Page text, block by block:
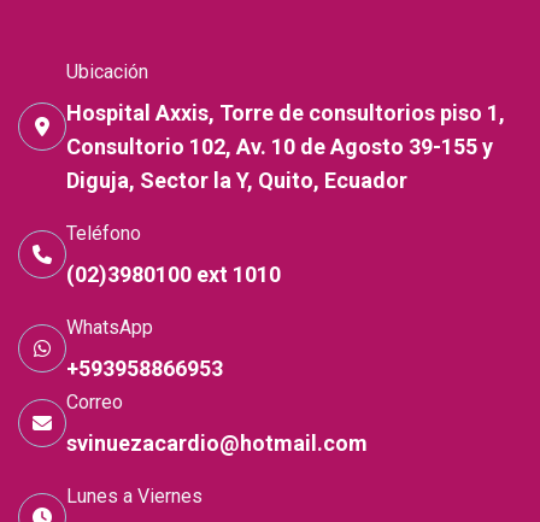
Ubicación
Hospital Axxis, Torre de consultorios piso 1,
Consultorio 102, Av. 10 de Agosto 39-155 y
Diguja, Sector la Y, Quito, Ecuador
Teléfono
(02)3980100 ext 1010
WhatsApp
+593958866953
Correo
svinuezacardio@hotmail.com
Lunes a Viernes